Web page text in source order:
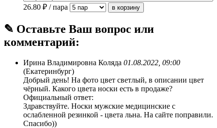
26.80 ₽ / пара
✎ Оставьте Ваш вопрос или
комментарий:
Ирина Владимировна Коляда 01.08.2022, 09:00
(Екатеринбург)
Добрый день! На фото цвет светлый, в описании цвет
чёрный. Какого цвета носки есть в продаже?
Официальный ответ:
Здравствуйте. Носки мужские медицинские с
ослабленной резинкой - цвета льна. На сайте поправили.
Спасибо))